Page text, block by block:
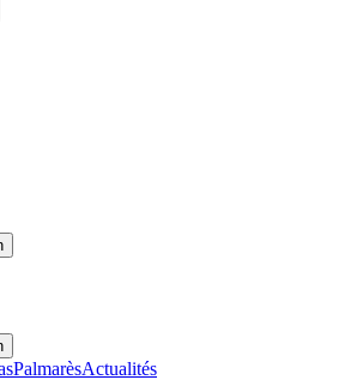
PalmarèsActualités